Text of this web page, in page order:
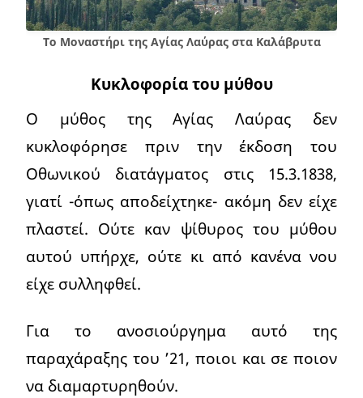
Το Μοναστήρι της Αγίας Λαύρας στα Καλάβρυτα
Κυκλοφορία του μύθου
Ο μύθος της Αγίας Λαύρας δεν
κυκλοφόρησε πριν την έκδοση του
Οθωνικού διατάγματος στις 15.3.1838,
γιατί -όπως αποδείχτηκε- ακόμη δεν είχε
πλαστεί. Ούτε καν ψίθυρος του μύθου
αυτού υπήρχε, ούτε κι από κανένα νου
είχε συλληφθεί.
Για το ανοσιούργημα αυτό της
παραχάραξης του ’21, ποιοι και σε ποιον
να διαμαρτυρηθούν.